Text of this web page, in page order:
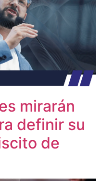
mirarán
definir su
de